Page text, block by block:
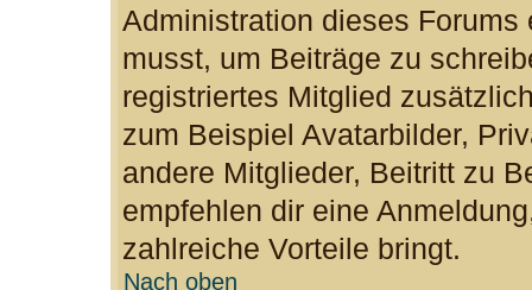
Administration dieses
musst, um Beiträge zu
registriertes Mitglied
zum Beispiel Avatarbilder,
andere Mitglieder, Beitritt zu
empfehlen dir eine
zahlreiche Vorteile bringt.
Nach oben